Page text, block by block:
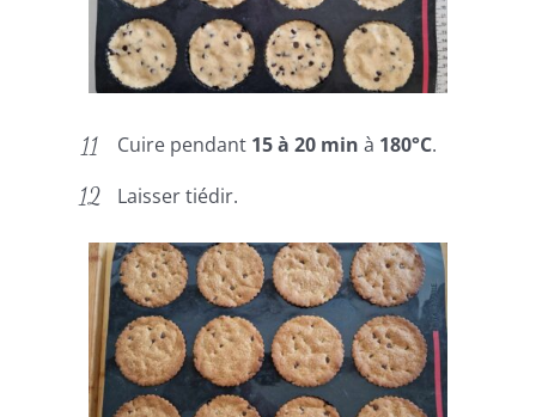
Cuire pendant 15 à 20 min à 180°C.
Laisser tiédir.